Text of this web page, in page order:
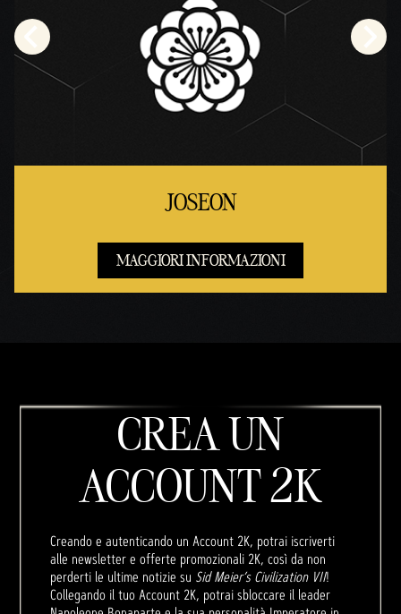
JOSEON
MAGGIORI INFORMAZIONI
CREA UN
ACCOUNT 2K
Creando e autenticando un Account 2K, potrai iscriverti
alle newsletter e offerte promozionali 2K, così da non
perderti le ultime notizie su Sid Meier’s Civilization VII!
Collegando il tuo Account 2K, potrai sbloccare il leader